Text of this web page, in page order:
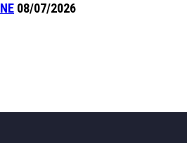
08/07/2026